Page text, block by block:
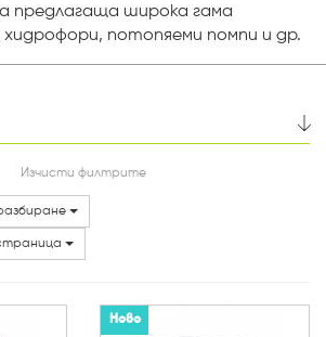
предлагаща широка гама
потопяеми помпи и др.
Изчисти филтрите
Ново